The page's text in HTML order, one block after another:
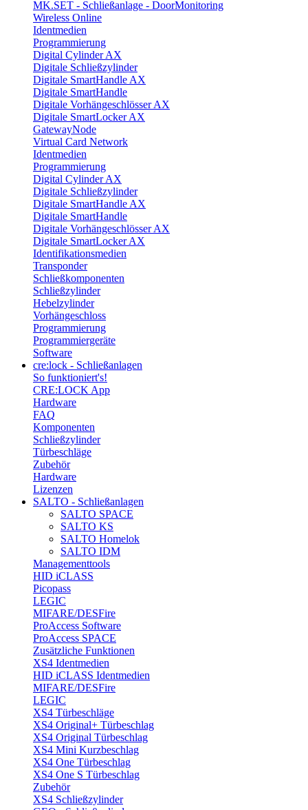
MK.SET - Schließanlage - DoorMonitoring
Wireless Online
Identmedien
Programmierung
Digital Cylinder AX
Digitale Schließzylinder
Digitale SmartHandle AX
Digitale SmartHandle
Digitale Vorhängeschlösser AX
Digitale SmartLocker AX
GatewayNode
Virtual Card Network
Identmedien
Programmierung
Digital Cylinder AX
Digitale Schließzylinder
Digitale SmartHandle AX
Digitale SmartHandle
Digitale Vorhängeschlösser AX
Digitale SmartLocker AX
Identifikationsmedien
Transponder
Schließkomponenten
Schließzylinder
Hebelzylinder
Vorhängeschloss
Programmierung
Programmiergeräte
Software
cre:lock - Schließanlagen
So funktioniert's!
CRE:LOCK App
Hardware
FAQ
Komponenten
Schließzylinder
Türbeschläge
Zubehör
Hardware
Lizenzen
SALTO - Schließanlagen
SALTO SPACE
SALTO KS
SALTO Homelok
SALTO IDM
Managementtools
HID iCLASS
Picopass
LEGIC
MIFARE/DESFire
ProAccess Software
ProAccess SPACE
Zusätzliche Funktionen
XS4 Identmedien
HID iCLASS Identmedien
MIFARE/DESFire
LEGIC
XS4 Türbeschläge
XS4 Original+ Türbeschlag
XS4 Original Türbeschlag
XS4 Mini Kurzbeschlag
XS4 One Türbeschlag
XS4 One S Türbeschlag
Zubehör
XS4 Schließzylinder